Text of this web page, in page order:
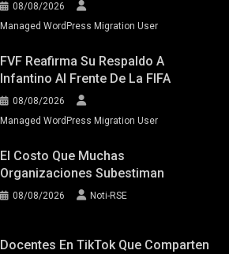
08/08/2026
Managed WordPress Migration User
FVF Reafirma Su Respaldo A
Infantino Al Frente De La FIFA
08/08/2026
Managed WordPress Migration User
El Costo Que Muchas
Organizaciones Subestiman
08/08/2026 Noti-RSE
Docentes En TikTok Que Comparten